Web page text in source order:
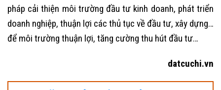
pháp cải thiện môi trường đầu tư kinh doanh, phát triển
doanh nghiệp, thuận lợi các thủ tục về đầu tư, xây dựng…
để môi trường thuận lợi, tăng cường thu hút đầu tư…
datcuchi.vn